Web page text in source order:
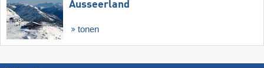
Ausseerland
tonen